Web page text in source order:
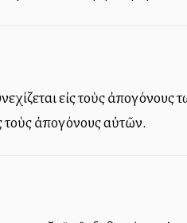
εἰς τοὺς ἀπογόνους
τοὺς ἀπογόνους αὐτῶν.